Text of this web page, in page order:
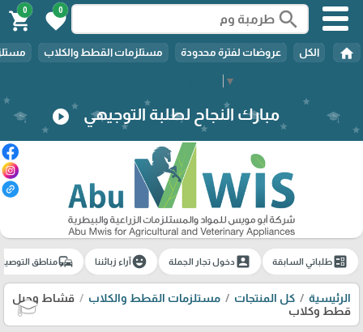
▼
search
0
favorite
0
shopping_cart
home الكل عروضات لفترة محدودة مستلزمات القطط والكلاب
مبارك النجاح لطلبة التوجيهي play_circle
🎓
ballotطلباتي السابقة account_boxدخول تجار الجملة emoji_emotionsآراء زبائننا commuteمناطق
الرئيسية كل المنتجات مستلزمات القطط والكلاب
قشاط وحبل
قطط وكلاب